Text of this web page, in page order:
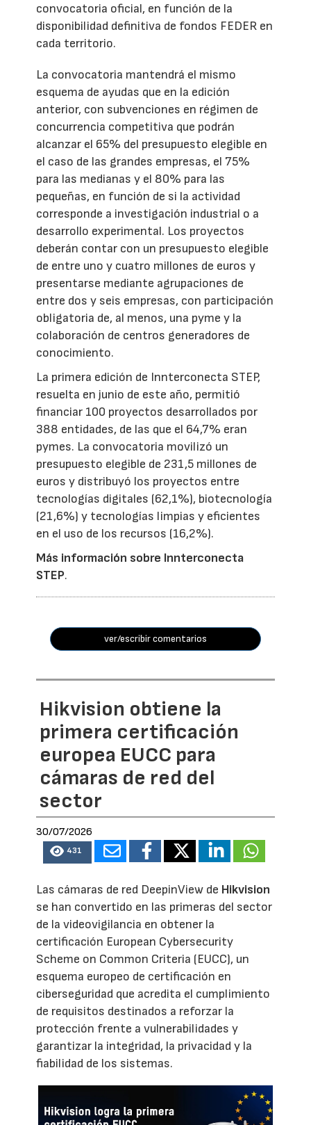
convocatoria oficial, en función de la
disponibilidad definitiva de fondos FEDER en
cada territorio.
La convocatoria mantendrá el mismo
esquema de ayudas que en la edición
anterior, con subvenciones en régimen de
concurrencia competitiva que podrán
alcanzar el 65% del presupuesto elegible en
el caso de las grandes empresas, el 75%
para las medianas y el 80% para las
pequeñas, en función de si la actividad
corresponde a investigación industrial o a
desarrollo experimental. Los proyectos
deberán contar con un presupuesto elegible
de entre uno y cuatro millones de euros y
presentarse mediante agrupaciones de
entre dos y seis empresas, con participación
obligatoria de, al menos, una pyme y la
colaboración de centros generadores de
conocimiento.
La primera edición de Innterconecta STEP,
resuelta en junio de este año, permitió
financiar 100 proyectos desarrollados por
388 entidades, de las que el 64,7% eran
pymes. La convocatoria movilizó un
presupuesto elegible de 231,5 millones de
euros y distribuyó los proyectos entre
tecnologías digitales (62,1%), biotecnología
(21,6%) y tecnologías limpias y eficientes
en el uso de los recursos (16,2%).
Más información sobre Innterconecta
STEP.
ver/escribir comentarios
Hikvision obtiene la
primera certificación
europea EUCC para
cámaras de red del
sector
30/07/2026
431
Las cámaras de red DeepinView de Hikvision
se han convertido en las primeras del sector
de la videovigilancia en obtener la
certificación European Cybersecurity
Scheme on Common Criteria (EUCC), un
esquema europeo de certificación en
ciberseguridad que acredita el cumplimiento
de requisitos destinados a reforzar la
protección frente a vulnerabilidades y
garantizar la integridad, la privacidad y la
fiabilidad de los sistemas.